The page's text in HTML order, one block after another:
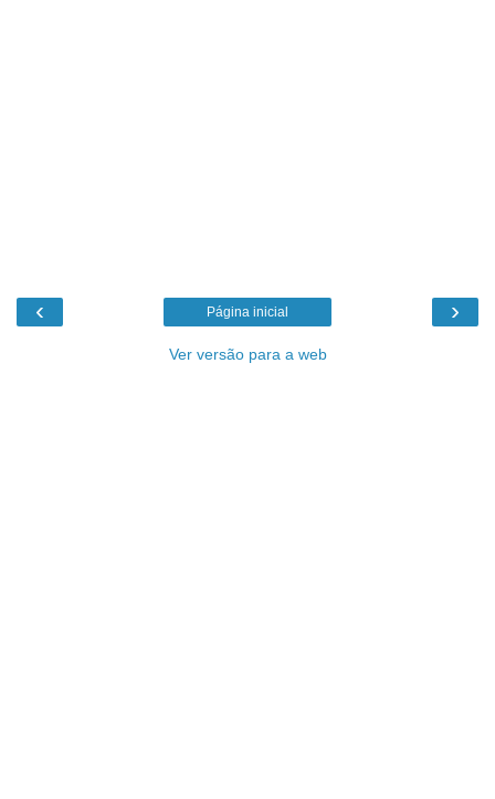
‹ ›
Página inicial
Ver versão para a web